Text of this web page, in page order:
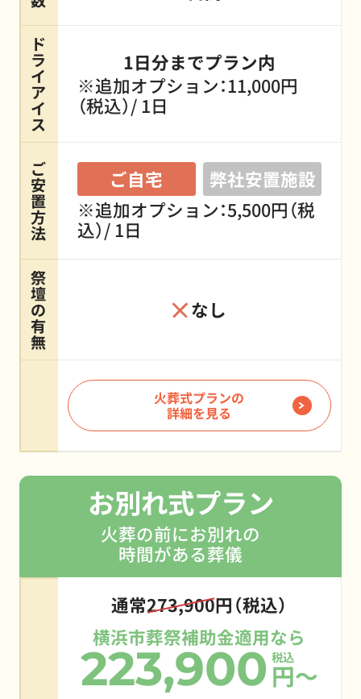
ド
ラ
イ
ア
イ
ス
1日分までプラン内
※追加オプション：11,000円
（税込）/ 1日
ご
安
置
方
法
ご自宅
弊社安置施設
※追加オプション：5,500円（税
込）/ 1日
祭
壇
の
有
無
なし
火葬式プランの
詳細を見る
お別れ式プラン
火葬の前にお別れの
時間がある葬儀
通常273,900円（税込）
横浜市葬祭補助金適用なら
223,900 円～
税込